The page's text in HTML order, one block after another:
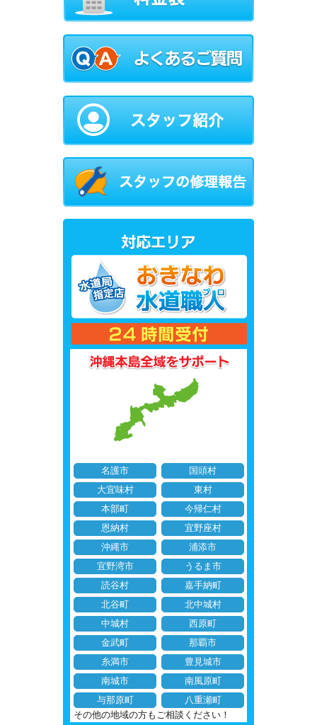
名護市
国頭村
大宜味村
東村
本部町
今帰仁村
恩納村
宜野座村
沖縄市
浦添市
宜野湾市
うるま市
読谷村
嘉手納町
北谷町
北中城村
中城村
西原町
金武町
那覇市
糸満市
豊見城市
南城市
南風原町
与那原町
八重瀬町
その他の地域の方もご相談ください！